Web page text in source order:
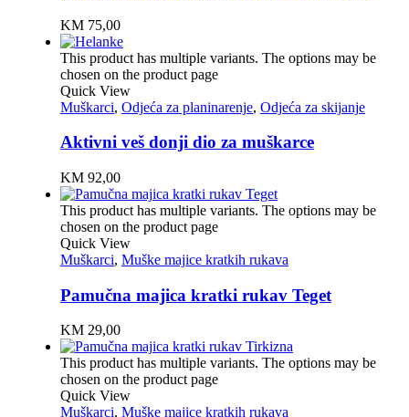
KM75,00
This product has multiple variants. The options may be
chosen on the product page
Quick View
Muškarci, Odjeća za planinarenje, Odjeća za skijanje
Aktivni veš donji dio za muškarce
KM92,00
This product has multiple variants. The options may be
chosen on the product page
Quick View
Muškarci, Muške majice kratkih rukava
Pamučna majica kratki rukav Teget
KM29,00
This product has multiple variants. The options may be
chosen on the product page
Quick View
Muškarci, Muške majice kratkih rukava